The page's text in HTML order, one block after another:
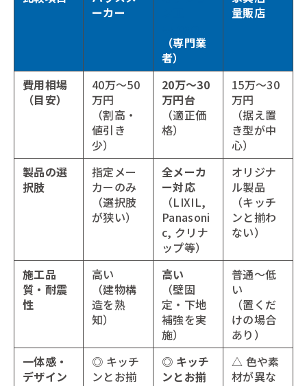
ーカー
（専門業
者）
量販店
費用相場
（目安）
40万〜50
万円
（割高・
値引き
少）
20万〜30
万円台
（適正価
格）
15万〜30
万円
（据え置
き型が中
心）
製品の選
択肢
指定メー
カーのみ
（選択肢
が狭い）
全メーカ
ー対応
（LIXIL,
Panasoni
c, クリナ
ップ等）
オリジナ
ル製品
（キッチ
ンと揃わ
ない）
施工品
質・耐震
性
高い
（建物構
造を熟
知）
高い
（壁固
定・下地
補強を実
施）
普通〜低
い
（置くだ
けの場合
あり）
一体感・
デザイン
◎ キッチ
ンとお揃
◎ キッチ
ンとお揃
△ 色や素
材が異な